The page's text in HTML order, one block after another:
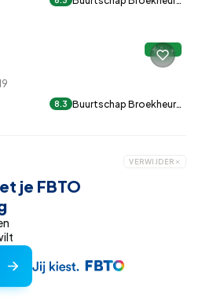
A++
8.3 Buurtschap Broekheur…
VERWIJDER
je FBTO